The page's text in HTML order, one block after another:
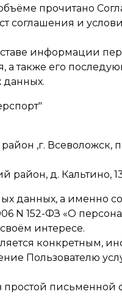
прочитано
соглашения и
информации
также его
данных.
,г. Всеволожск,
район, д. Кальтино,
данных, а именно
N 152-ФЗ «О
интересе.
конкретным,
Пользователю
простой